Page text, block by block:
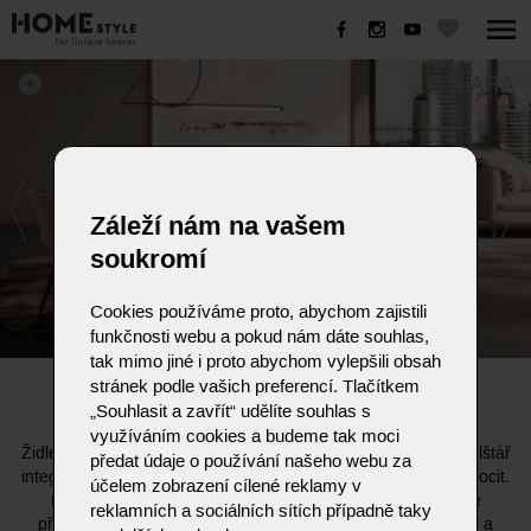
LARA
LARA
Židle a křeslo s obklopujícími liniemi, které nabízejí měkký polštář
integrovaný do čalounění pro výjimečné pohodlí a příjemný pocit.
Díky různým typům podnoží jsou všestranné a snadno se
přizpůsobí každému interiéru: štíhlé kovové nohy pro lehký a
Záleží nám na vašem
soukromí
Cookies používáme proto, abychom zajistili
funkčnosti webu a pokud nám dáte souhlas,
tak mimo jiné i proto abychom vylepšili obsah
stránek podle vašich preferencí. Tlačítkem
„Souhlasit a zavřít“ udělíte souhlas s
využíváním cookies a budeme tak moci
předat údaje o používání našeho webu za
účelem zobrazení cílené reklamy v
reklamních a sociálních sítích případně taky